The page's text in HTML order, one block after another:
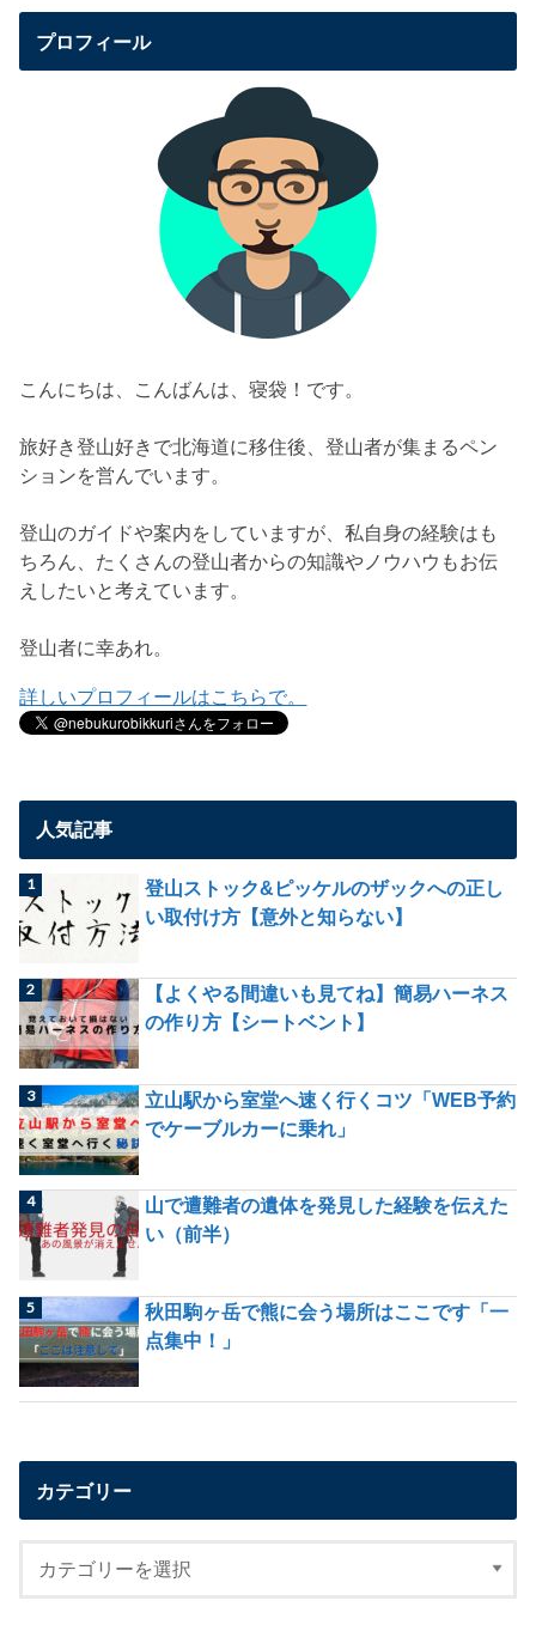
プロフィール
こんにちは、こんばんは、寝袋！です。
旅好き登山好きで北海道に移住後、登山者が集まるペン
ションを営んでいます。
登山のガイドや案内をしていますが、私自身の経験はも
ちろん、たくさんの登山者からの知識やノウハウもお伝
えしたいと考えています。
登山者に幸あれ。
詳しいプロフィールはこちらで。
人気記事
登山ストック&ピッケルのザックへの正し
い取付け方【意外と知らない】
【よくやる間違いも見てね】簡易ハーネス
の作り方【シートベント】
立山駅から室堂へ速く行くコツ「WEB予約
でケーブルカーに乗れ」
山で遭難者の遺体を発見した経験を伝えた
い（前半）
秋田駒ヶ岳で熊に会う場所はここです「一
点集中！」
カテゴリー